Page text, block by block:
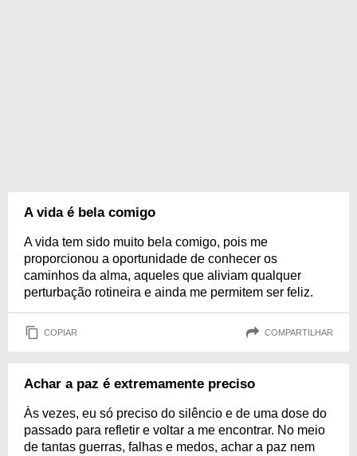
A vida é bela comigo
A vida tem sido muito bela comigo, pois me
proporcionou a oportunidade de conhecer os
caminhos da alma, aqueles que aliviam qualquer
perturbação rotineira e ainda me permitem ser feliz.
COPIAR COMPARTILHAR
Achar a paz é extremamente preciso
Às vezes, eu só preciso do silêncio e de uma dose do
passado para refletir e voltar a me encontrar. No meio
de tantas guerras, falhas e medos, achar a paz nem